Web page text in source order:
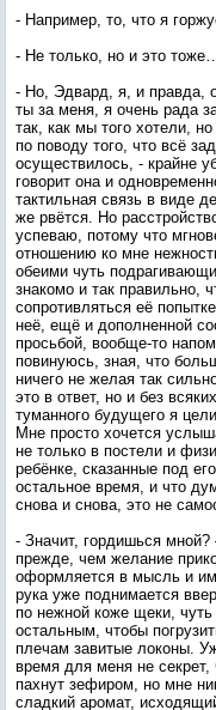
- Например, то, что я
- Не только, но и это
- Но, Эдвард, я, и правда,
ты за меня, я очень рада
так, как мы того хотели,
по поводу того, что всё
осуществилось, - крайне
говорит она и
тактильная связь в виде
же рвётся. Но
успеваю, потому что
отношению ко мне
обеими чуть
знакомо и так правильно,
сопротивляться её
неё, ещё и дополненной
просьбой, вообще-то
повинуюсь, зная, что
ничего не желая так
это в ответ, но и без
туманного будущего я
Мне просто хочется
не только в постели и
ребёнке, сказанные под
остальное время, и что
снова и снова, это не
- Значит, гордишься
прежде, чем желание
оформляется в мысль и
рука уже поднимается
по нежной коже щеки, чуть
остальным, чтобы
плечам завитые локоны.
время для меня не секрет,
пахнут зефиром, но мне
сладкий аромат,